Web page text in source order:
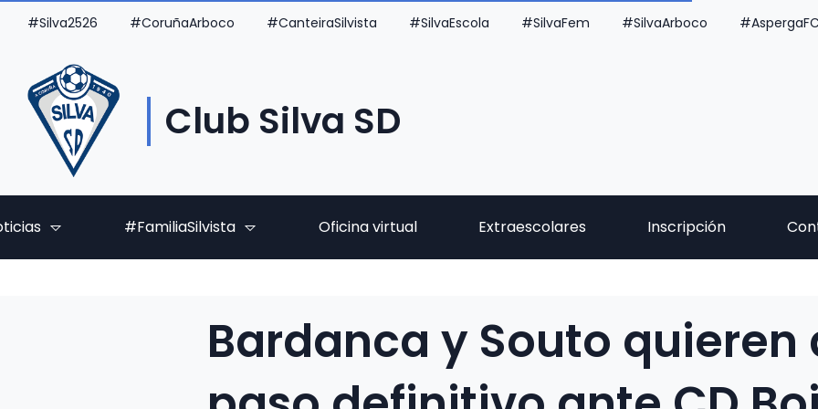
#Silva2526 #CoruñaArboco #CanteiraSilvista #SilvaEscola #SilvaFem #SilvaArboco #AspergaFC
Club Silva SD
#FamiliaSilvista Oficina virtual Extraescolares Inscripción
Bardanca y Souto quieren